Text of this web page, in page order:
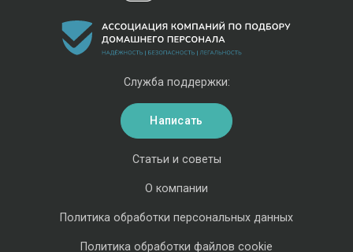
Статьи и советы
О компании
Политика обработки персональных данных
Политика обработки файлов cookie
Служба поддержки:
Написать